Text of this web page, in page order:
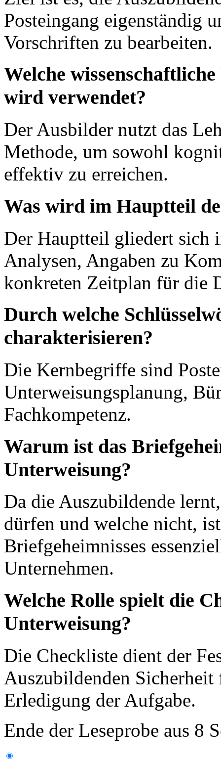
Posteingang eigenständig
Vorschriften zu bearbeiten.
Welche
wird verwendet?
Der Ausbilder nutzt das
Methode, um sowohl
effektiv zu erreichen.
Was wird im Hauptteil
Der Hauptteil gliedert sich
Analysen, Angaben zu
konkreten Zeitplan für die
Durch welche
charakterisieren?
Die Kernbegriffe sind
Unterweisungsplanung,
Fachkompetenz.
Warum ist das
Unterweisung?
Da die Auszubildende
dürfen und welche nicht,
Briefgeheimnisses
Unternehmen.
Welche Rolle spielt die
Unterweisung?
Die Checkliste dient der
Auszubildenden
Erledigung der Aufgabe.
Ende der Leseprobe aus 8